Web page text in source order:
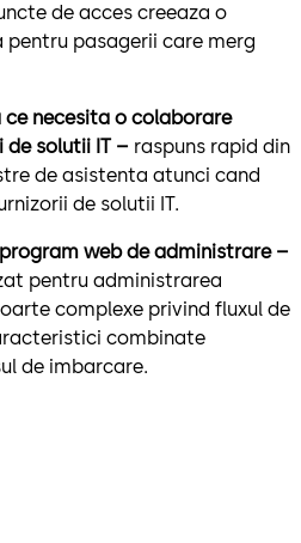
de acces creeaza o
pasagerii care merg
ce necesita o colaborare
solutii IT – raspuns rapid din
de asistenta atunci cand
de solutii IT.
web de administrare –
pentru administrarea
complexe privind fluxul de
combinate
de imbarcare.